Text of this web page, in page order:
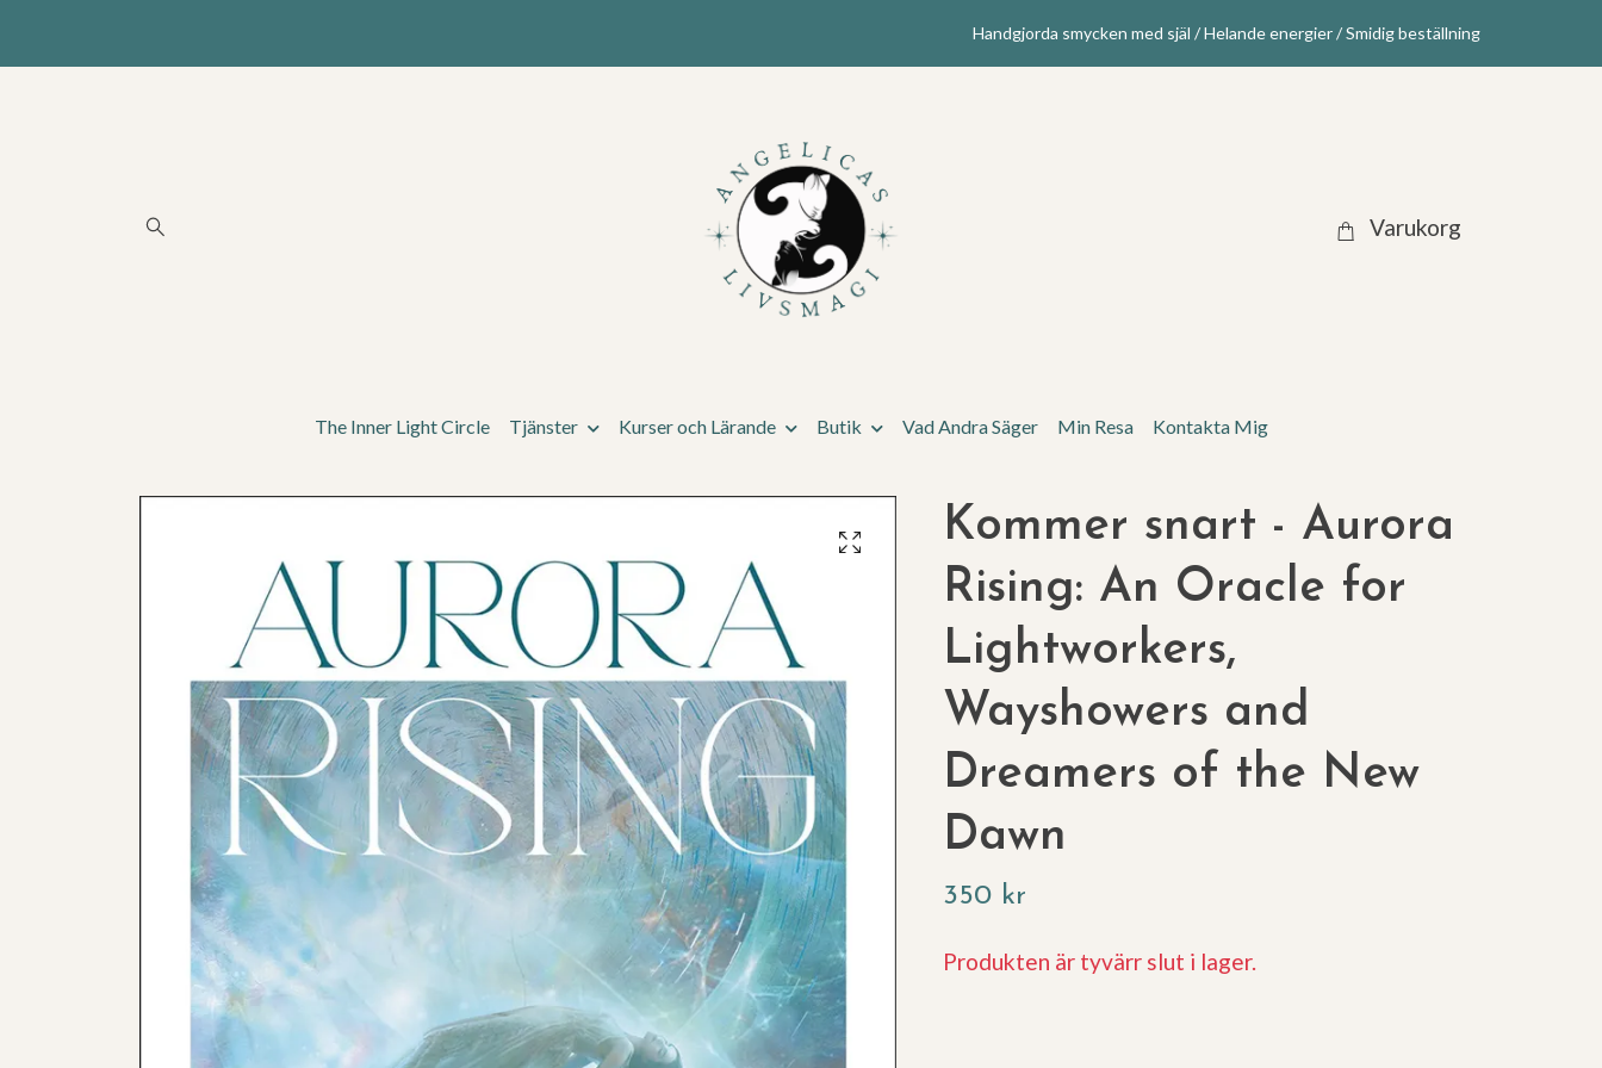
Handgjorda smycken med själ / Helande energier / Smidig beställning
Varukorg
The Inner Light Circle Tjänster Kurser och Lärande Butik Vad Andra Säger Min Resa Kontakta Mig
Kommer snart - Aurora
Rising: An Oracle for
Lightworkers,
Wayshowers and
Dreamers of the New
Dawn
350 kr
Produkten är tyvärr slut i lager.